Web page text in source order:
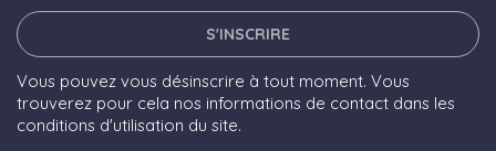
S'INSCRIRE
Vous pouvez vous désinscrire à tout moment. Vous
trouverez pour cela nos informations de contact dans les
conditions d'utilisation du site.